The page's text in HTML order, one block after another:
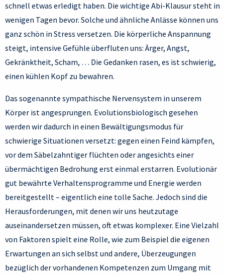
schnell etwas erledigt haben. Die wichtige Abi-Klausur steht in
wenigen Tagen bevor. Solche und ähnliche Anlässe können uns
ganz schön in Stress versetzen. Die körperliche Anspannung
steigt, intensive Gefühle überfluten uns: Ärger, Angst,
Gekränktheit, Scham, … Die Gedanken rasen, es ist schwierig,
einen kühlen Kopf zu bewahren.
Das sogenannte sympathische Nervensystem in unserem
Körper ist angesprungen. Evolutionsbiologisch gesehen
werden wir dadurch in einen Bewältigungsmodus für
schwierige Situationen versetzt: gegen einen Feind kämpfen,
vor dem Säbelzahntiger flüchten oder angesichts einer
übermächtigen Bedrohung erst einmal erstarren. Evolutionär
gut bewährte Verhaltensprogramme und Energie werden
bereitgestellt – eigentlich eine tolle Sache. Jedoch sind die
Herausforderungen, mit denen wir uns heutzutage
auseinandersetzen müssen, oft etwas komplexer. Eine Vielzahl
von Faktoren spielt eine Rolle, wie zum Beispiel die eigenen
Erwartungen an sich selbst und andere, Überzeugungen
bezüglich der vorhandenen Kompetenzen zum Umgang mit